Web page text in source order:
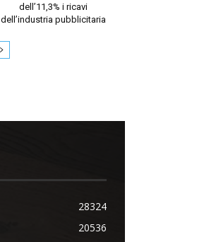
dell’11,3% i ricavi
dell’industria pubblicitaria
28324
20536